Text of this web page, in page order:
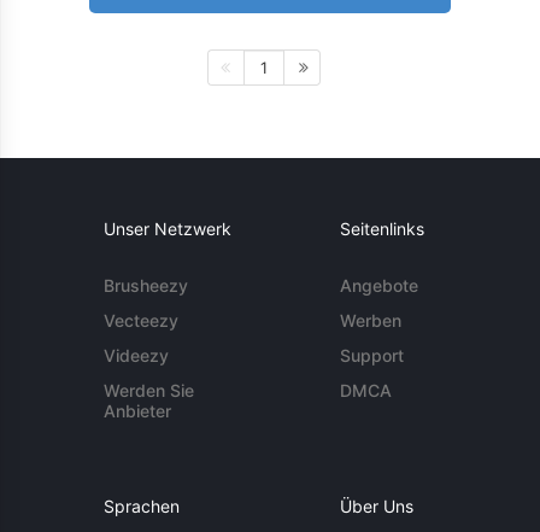
1
Unser Netzwerk
Brusheezy
Vecteezy
Videezy
Werden Sie
Anbieter
Seitenlinks
Angebote
Werben
Support
DMCA
Sprachen Über Uns